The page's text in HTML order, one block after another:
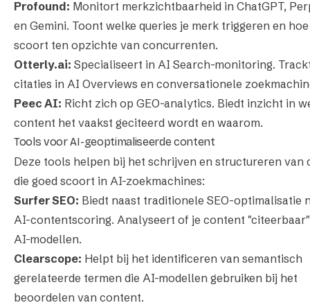
Profound: Monitort merkzichtbaarheid in ChatGPT,
en Gemini. Toont welke queries je merk triggeren en
scoort ten opzichte van concurrenten.
Otterly.ai: Specialiseert in AI Search-monitoring.
citaties in AI Overviews en conversationele
Peec AI: Richt zich op GEO-analytics. Biedt inzicht in
content het vaakst geciteerd wordt en waarom.
Tools voor AI-geoptimaliseerde content
Deze tools helpen bij het schrijven en structureren van
die goed scoort in AI-zoekmachines:
Surfer SEO: Biedt naast traditionele SEO-optimalisatie
AI-contentscoring. Analyseert of je content
AI-modellen.
Clearscope: Helpt bij het identificeren van semantisch
gerelateerde termen die AI-modellen gebruiken bij het
beoordelen van content.